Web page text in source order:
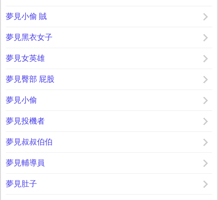
夢見小偷 賊
夢見黑衣女子
夢見女英雄
夢見臀部 屁股
夢見小偷
夢見投機者
夢見叔叔伯伯
夢見輔導員
夢見肚子